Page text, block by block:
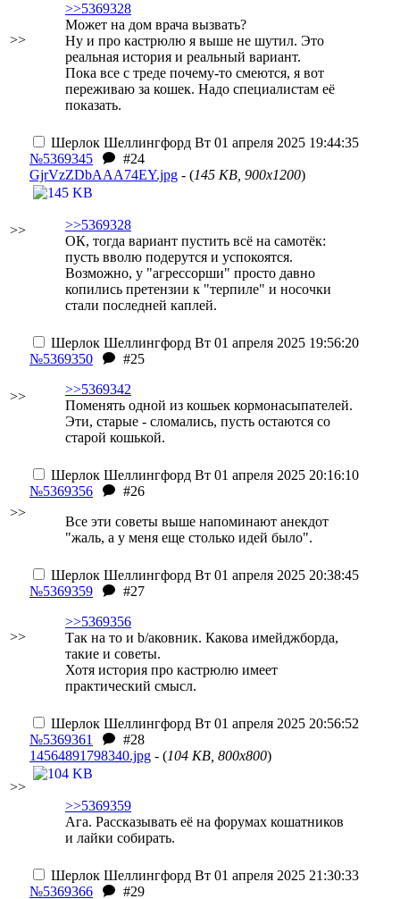
>>
>>5369328
Может на дом врача вызвать?
Ну и про кастрюлю я выше не шутил. Это
реальная история и реальный вариант.
Пока все с треде почему-то смеются, я вот
переживаю за кошек. Надо специалистам её
показать.
>>
Шерлок Шеллингфорд Вт 01 апреля 2025 19:44:35
№5369345
#24
GjrVzZDbAAA74EY.jpg - (145 KB, 900x1200)
>>5369328
ОК, тогда вариант пустить всё на самотёк:
пусть вволю подерутся и успокоятся.
Возможно, у "агрессорши" просто давно
копились претензии к "терпиле" и носочки
стали последней каплей.
>>
Шерлок Шеллингфорд Вт 01 апреля 2025 19:56:20
№5369350
#25
>>5369342
Поменять одной из кошьек кормонасыпателей.
Эти, старые - сломались, пусть остаются со
старой кошькой.
>>
Шерлок Шеллингфорд Вт 01 апреля 2025 20:16:10
№5369356
#26
Все эти советы выше напоминают анекдот
"жаль, а у меня еще столько идей было".
>>
Шерлок Шеллингфорд Вт 01 апреля 2025 20:38:45
№5369359
#27
>>5369356
Так на то и b/аковник. Какова имейджборда,
такие и советы.
Хотя история про кастрюлю имеет
практический смысл.
>>
Шерлок Шеллингфорд Вт 01 апреля 2025 20:56:52
№5369361
#28
14564891798340.jpg - (104 KB, 800x800)
>>5369359
Ага. Рассказывать её на форумах кошатников
и лайки собирать.
Шерлок Шеллингфорд Вт 01 апреля 2025 21:30:33
№5369366
#29